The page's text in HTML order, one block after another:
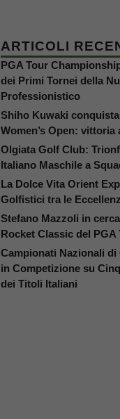
ARTICOLI
PGA Tour
dei Primi Tornei della
Professionistico
Shiho Kuwaki
Women’s Open:
Olgiata Golf Club:
Italiano Maschile a
La Dolce Vita Orient
Golfistici tra le
Stefano Mazzoli in
Rocket Classic del PGA
Campionati Nazionali di
in Competizione su
dei Titoli Italiani